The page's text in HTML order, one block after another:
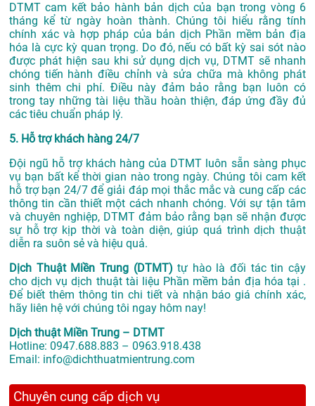
DTMT cam kết bảo hành bản dịch của bạn trong vòng 6
tháng kể từ ngày hoàn thành. Chúng tôi hiểu rằng tính
chính xác và hợp pháp của bản dịch Phần mềm bản địa
hóa là cực kỳ quan trọng. Do đó, nếu có bất kỳ sai sót nào
được phát hiện sau khi sử dụng dịch vụ, DTMT sẽ nhanh
chóng tiến hành điều chỉnh và sửa chữa mà không phát
sinh thêm chi phí. Điều này đảm bảo rằng bạn luôn có
trong tay những tài liệu thầu hoàn thiện, đáp ứng đầy đủ
các tiêu chuẩn pháp lý.
5. Hỗ trợ khách hàng 24/7
Đội ngũ hỗ trợ khách hàng của DTMT luôn sẵn sàng phục
vụ bạn bất kể thời gian nào trong ngày. Chúng tôi cam kết
hỗ trợ bạn 24/7 để giải đáp mọi thắc mắc và cung cấp các
thông tin cần thiết một cách nhanh chóng. Với sự tận tâm
và chuyên nghiệp, DTMT đảm bảo rằng bạn sẽ nhận được
sự hỗ trợ kịp thời và toàn diện, giúp quá trình dịch thuật
diễn ra suôn sẻ và hiệu quả.
Dịch Thuật Miền Trung (DTMT) tự hào là đối tác tin cậy
cho dịch vụ dịch thuật tài liệu Phần mềm bản địa hóa tại .
Để biết thêm thông tin chi tiết và nhận báo giá chính xác,
hãy liên hệ với chúng tôi ngay hôm nay!
Dịch thuật Miền Trung – DTMT
Hotline: 0947.688.883 – 0963.918.438
Email: info@dichthuatmientrung.com
Chuyên cung cấp dịch vụ